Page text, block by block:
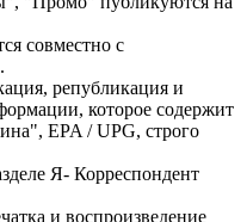
совместно с
републикация и
которое содержит
EPA / UPG, строго
Я- Корреспондент
и воспроизведение